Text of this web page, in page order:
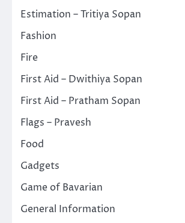
Estimation – Tritiya Sopan
Fashion
Fire
First Aid – Dwithiya Sopan
First Aid – Pratham Sopan
Flags – Pravesh
Food
Gadgets
Game of Bavarian
General Information